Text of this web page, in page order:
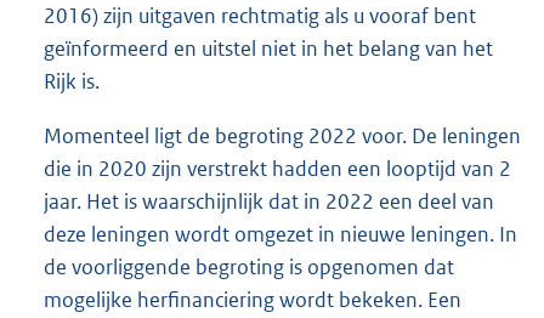
2016) zijn uitgaven rechtmatig als u vooraf bent
geïnformeerd en uitstel niet in het belang van het
Rijk is.
Momenteel ligt de begroting 2022 voor. De leningen
die in 2020 zijn verstrekt hadden een looptijd van 2
jaar. Het is waarschijnlijk dat in 2022 een deel van
deze leningen wordt omgezet in nieuwe leningen. In
de voorliggende begroting is opgenomen dat
mogelijke herfinanciering wordt bekeken. Een